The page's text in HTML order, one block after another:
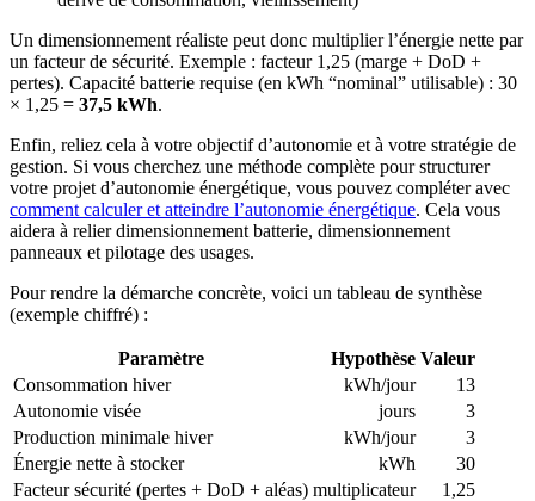
Un dimensionnement réaliste peut donc multiplier l’énergie nette par
un facteur de sécurité. Exemple : facteur 1,25 (marge + DoD +
pertes). Capacité batterie requise (en kWh “nominal” utilisable) : 30
× 1,25 = 37,5 kWh.
Enfin, reliez cela à votre objectif d’autonomie et à votre stratégie de
gestion. Si vous cherchez une méthode complète pour structurer
votre projet d’autonomie énergétique, vous pouvez compléter avec
comment calculer et atteindre l’autonomie énergétique. Cela vous
aidera à relier dimensionnement batterie, dimensionnement
panneaux et pilotage des usages.
Pour rendre la démarche concrète, voici un tableau de synthèse
(exemple chiffré) :
Paramètre Hypothèse Valeur
Consommation hiver
kWh/jour
13
Autonomie visée
jours
3
Production minimale hiver
kWh/jour
3
Énergie nette à stocker
kWh
30
Facteur sécurité (pertes + DoD + aléas) multiplicateur
1,25